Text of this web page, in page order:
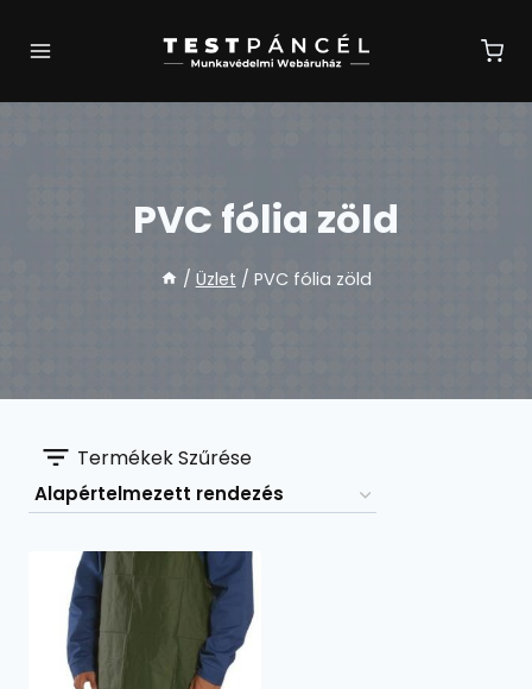
PVC fólia zöld
/ Üzlet / PVC fólia zöld
Termékek Szűrése